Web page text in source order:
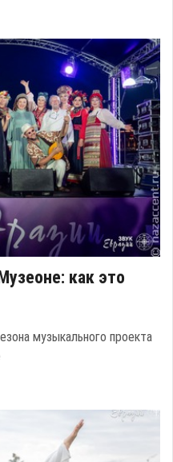
как это
музыкального проекта